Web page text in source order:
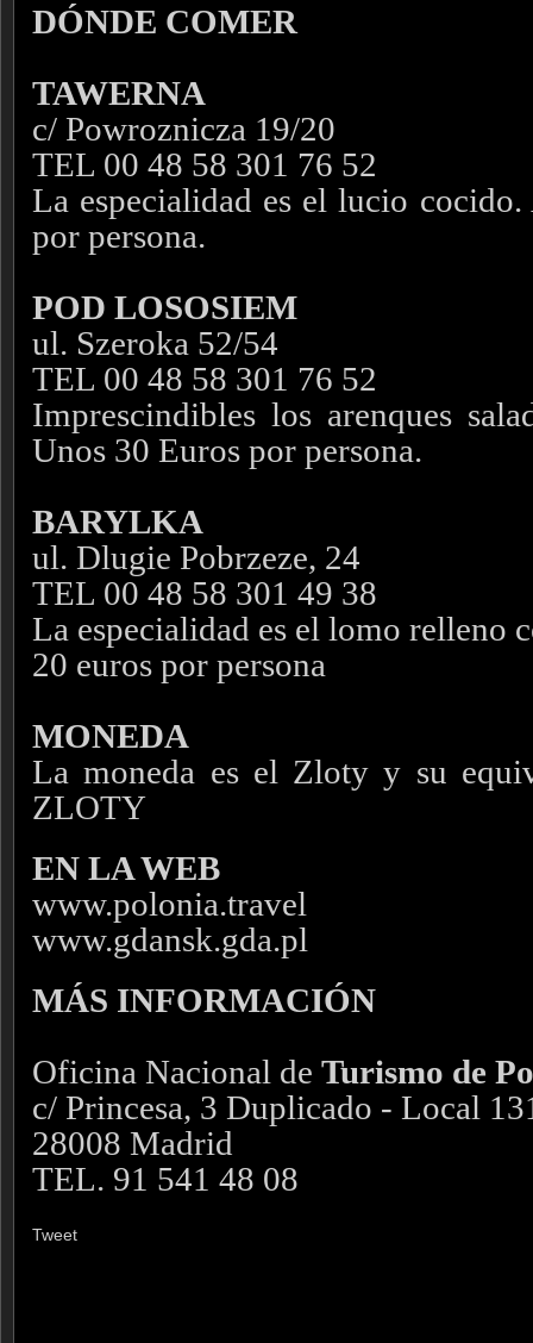
DÓNDE COMER
TAWERNA
c/ Powroznicza 19/20
TEL 00 48 58 301 76 52
La especialidad es el lucio
por persona.
POD LOSOSIEM
ul. Szeroka 52/54
TEL 00 48 58 301 76 52
Imprescindibles los arenques
Unos 30 Euros por persona.
BARYLKA
ul. Dlugie Pobrzeze, 24
TEL 00 48 58 301 49 38
La especialidad es el lomo relleno
20 euros por persona
MONEDA
La moneda es el Zloty y su
ZLOTY
EN LA WEB
www.polonia.travel
www.gdansk.gda.pl
MÁS INFORMACIÓN
Oficina Nacional de Turismo de
c/ Princesa, 3 Duplicado - Local
28008 Madrid
TEL. 91 541 48 08
Tweet